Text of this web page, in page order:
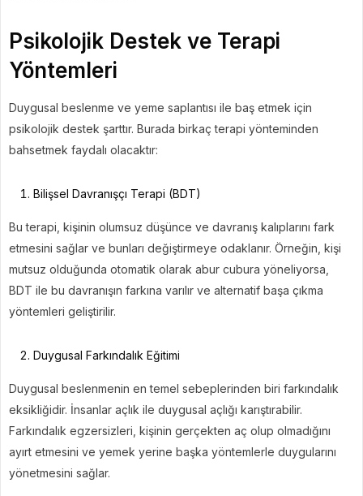
Psikolojik Destek ve Terapi
Yöntemleri
Duygusal beslenme ve yeme saplantısı ile baş etmek için
psikolojik destek şarttır. Burada birkaç terapi yönteminden
bahsetmek faydalı olacaktır:
Bilişsel Davranışçı Terapi (BDT)
Bu terapi, kişinin olumsuz düşünce ve davranış kalıplarını fark
etmesini sağlar ve bunları değiştirmeye odaklanır. Örneğin, kişi
mutsuz olduğunda otomatik olarak abur cubura yöneliyorsa,
BDT ile bu davranışın farkına varılır ve alternatif başa çıkma
yöntemleri geliştirilir.
Duygusal Farkındalık Eğitimi
Duygusal beslenmenin en temel sebeplerinden biri farkındalık
eksikliğidir. İnsanlar açlık ile duygusal açlığı karıştırabilir.
Farkındalık egzersizleri, kişinin gerçekten aç olup olmadığını
ayırt etmesini ve yemek yerine başka yöntemlerle duygularını
yönetmesini sağlar.